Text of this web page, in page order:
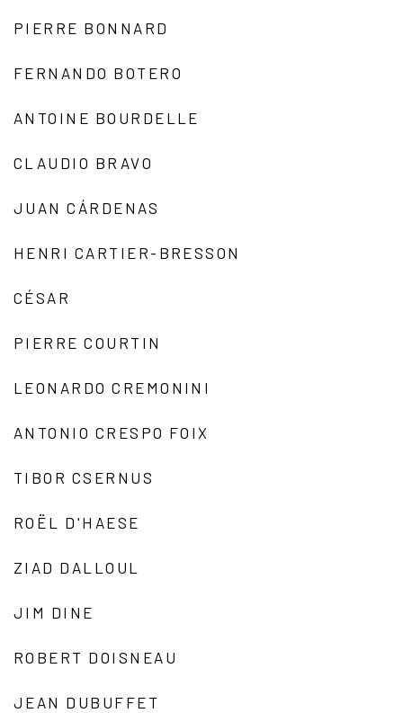
PIERRE BONNARD
FERNANDO BOTERO
ANTOINE BOURDELLE
CLAUDIO BRAVO
JUAN CÁRDENAS
HENRI CARTIER-BRESSON
CÉSAR
PIERRE COURTIN
LEONARDO CREMONINI
ANTONIO CRESPO FOIX
TIBOR CSERNUS
ROËL D'HAESE
ZIAD DALLOUL
JIM DINE
ROBERT DOISNEAU
JEAN DUBUFFET